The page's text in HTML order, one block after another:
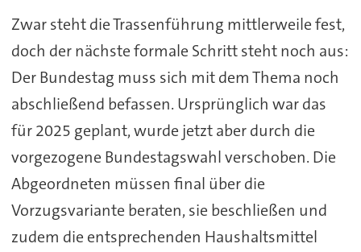
Zwar steht die Trassenführung mittlerweile fest,
doch der nächste formale Schritt steht noch aus:
Der Bundestag muss sich mit dem Thema noch
abschließend befassen. Ursprünglich war das
für 2025 geplant, wurde jetzt aber durch die
vorgezogene Bundestagswahl verschoben. Die
Abgeordneten müssen final über die
Vorzugsvariante beraten, sie beschließen und
zudem die entsprechenden Haushaltsmittel